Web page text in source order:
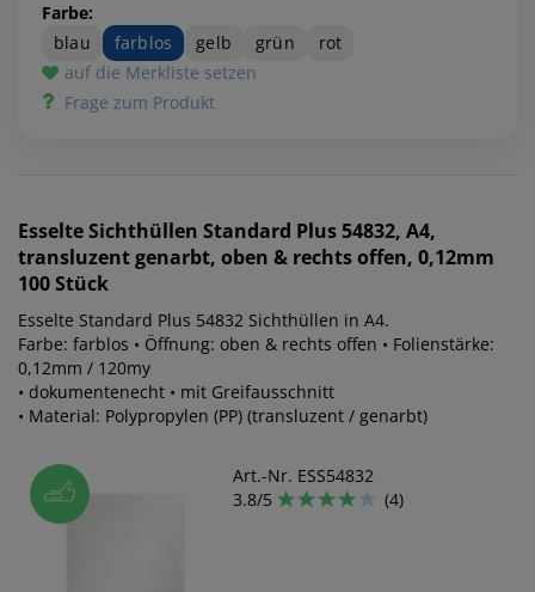
Farbe:
blau
farblos gelb grün
rot
auf die Merkliste setzen
Frage zum Produkt
EsselteSichthüllen Standard Plus 54832, A4,
transluzent genarbt, oben & rechts offen, 0,12mm
100 Stück
Esselte Standard Plus 54832 Sichthüllen in A4.
Farbe: farblos • Öffnung: oben & rechts offen • Folienstärke:
0,12mm / 120my
• dokumentenecht • mit Greifausschnitt
• Material: Polypropylen (PP) (transluzent / genarbt)
Art.-Nr. ESS54832
3.8/5
(4)